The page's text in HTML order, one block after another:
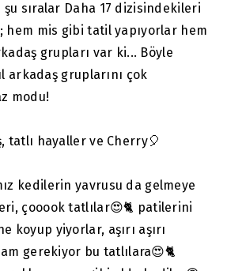
sıralar Daha 17 dizisindekileri
hem mis gibi tatil yapıyorlar hem
grupları var ki... Böyle
arkadaş gruplarını çok
modu!
tatlı hayaller ve Cherry🎈
kedilerin yavrusu da gelmeye
çooook tatlılar😍🐈 patilerini
koyup yiyorlar, aşırı aşırı
gerekiyor bu tatlılara😍🐈